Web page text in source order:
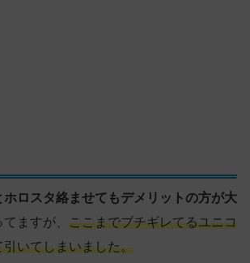
ホロスタ絡ませてもデメリットの方が大
ますが、 ここまでブチギレてるユニコ
いてしまいました。